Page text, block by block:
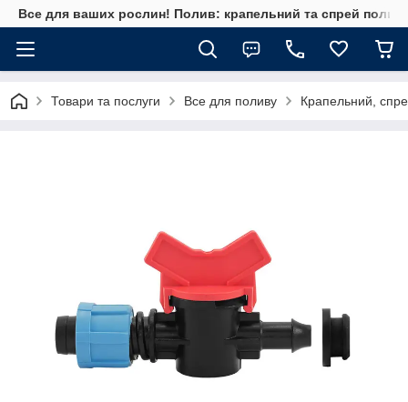
Все для ваших рослин! Полив: крапельний та спрей полив,
Товари та послуги Все для поливу Крапельний,